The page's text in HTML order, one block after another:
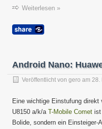
Weiterlesen »
Android Nano:
Veröffentlicht von gero am 28.
Eine wichtige Einstufung direkt
U8150 a/k/a T-Mobile Comet ist
Bolide, sondern ein Einsteiger-